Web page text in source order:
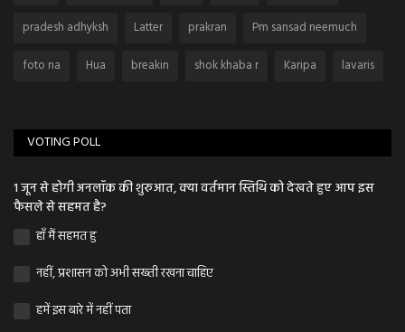
pradesh adhyksh
Latter prakran
Pm sansad neemuch
foto na
Hua breakin shok khaba r Karipa lavaris
VOTING POLL
1 जून से होगी अनलॉक की शुरुआत, क्या वर्तमान स्तिथि को देखते हुए आप इस
फैसले से सहमत है?
हाँ मैं सहमत हु
नहीं, प्रशासन को अभी सख्ती रखना चाहिए
हमें इस बारे में नहीं पता